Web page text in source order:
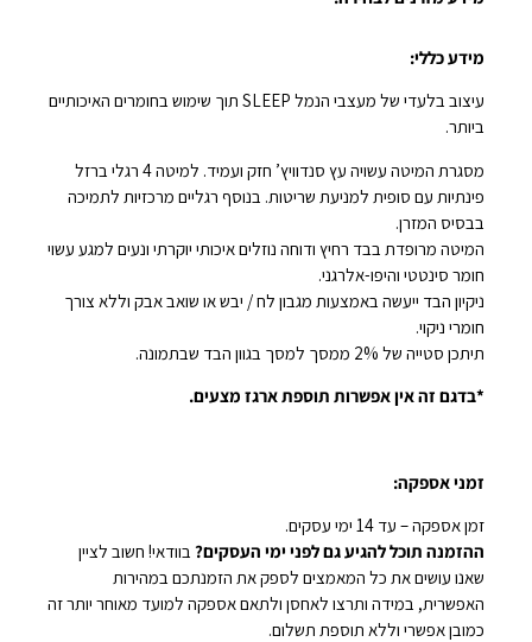
מידע כללי:
עיצוב בלעדי של מעצבי הנמל SLEEP תוך שימוש בחומרים האיכותיים
ביותר.
מסגרת המיטה עשויה עץ סנדוויץ’ חזק ועמיד. למיטה 4 רגלי ברזל
פינתיות עם סופית למניעת שריטות. בנוסף רגליים מרכזיות לתמיכה
בבסיס המזרן.
המיטה מרופדת בבד רחיץ ודוחה נוזלים איכותי יוקרתי ונעים למגע עשוי
חומר סינטטי והיפו-אלרגני.
ניקיון הבד ייעשה באמצעות מגבון לח / יבש או שואב אבק וללא צורך
חומרי ניקוי.
תיתכן סטייה של 2% ממסך למסך בגוון הבד שבתמונה.
*בדגם זה אין אפשרות תוספת ארגז מצעים.
זמני אספקה:
זמן אספקה – עד 14 ימי עסקים.
ההזמנה תוכל להגיע גם לפני ימי העסקים? בוודאי! חשוב לציין
שאנו עושים את כל המאמצים לספק את הזמנתכם במהירות
האפשרית, במידה ותרצו לאחסן ולתאם אספקה למועד מאוחר יותר זה
כמובן אפשרי וללא תוספת תשלום.